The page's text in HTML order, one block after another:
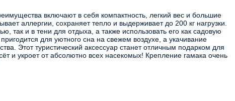
включают в себя компактность, легкий вес и большие
аллергии, сохраняет тепло и выдерживает до 200 кг нагрузки.
так и в тени для отдыха, а также использовать его как садовую
для уютного сна на свежем воздухе, а укачивание
Этот туристический аксессуар станет отличным подарком для
и укроет от абсолютно всех насекомых! Крепление гамака очень